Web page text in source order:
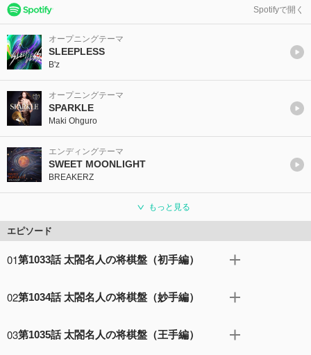
Spotifyで開く
オープニングテーマ
SLEEPLESS
B'z
オープニングテーマ
SPARKLE
Maki Ohguro
エンディングテーマ
SWEET MOONLIGHT
BREAKERZ
もっと見る
エピソード
01第1033話 太閤名人の将棋盤（初手編）
か、コナンは別のニュースについて考えていた。八百長騒
件。現場には、一本脚を切られた将棋盤があった。コナン
02第1034話 太閤名人の将棋盤（妙手編）
コナンと由美は、そこで参加者の一人である源田安清が殺
03第1035話 太閤名人の将棋盤（王手編）